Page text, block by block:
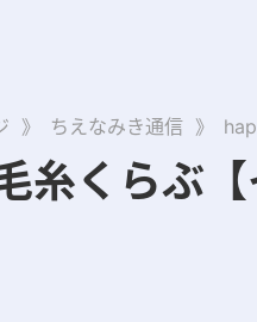
》 ちえなみき通信 》
糸くらぶ【